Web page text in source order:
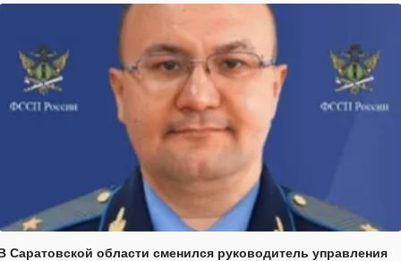
Саратовской области сменился руководитель управления